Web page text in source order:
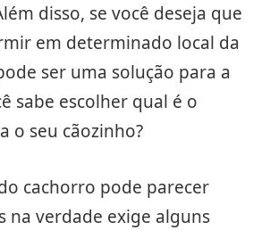
disso, se você deseja que
em determinado local da
ser uma solução para a
sabe escolher qual é o
o seu cãozinho?
cachorro pode parecer
na verdade exige alguns